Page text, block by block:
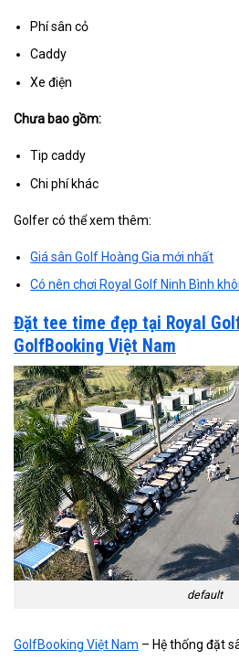
Phí sân cỏ
Caddy
Xe điện
Chưa bao gồm:
Tip caddy
Chi phí khác
Golfer có thể xem thêm:
Giá sân Golf Hoàng Gia mới nhất
Có nên chơi Royal Golf Ninh Bình
Đặt tee time đẹp tại Royal
GolfBooking Việt Nam
default
GolfBooking Việt Nam – Hệ thống đặt